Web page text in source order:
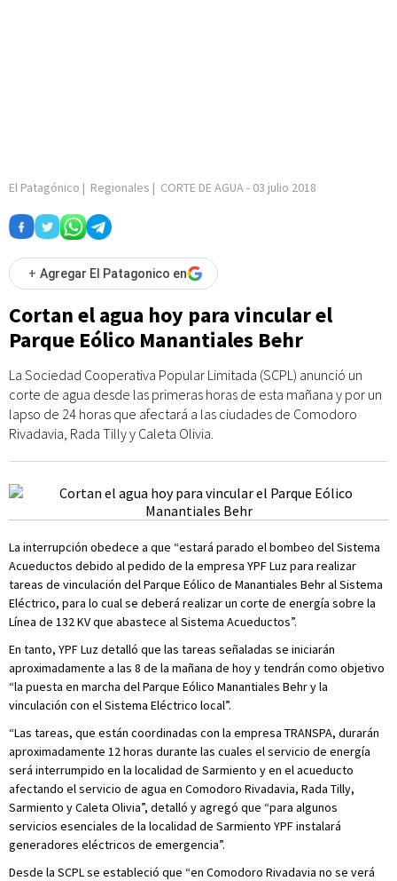
El Patagónico | Regionales | CORTE DE AGUA- 03 julio 2018
+ Agregar El Patagonico en
Cortan el agua hoy para vincular el
Parque Eólico Manantiales Behr
La Sociedad Cooperativa Popular Limitada (SCPL) anunció un
corte de agua desde las primeras horas de esta mañana y por un
lapso de 24 horas que afectará a las ciudades de Comodoro
Rivadavia, Rada Tilly y Caleta Olivia.
La interrupción obedece a que “estará parado el bombeo del Sistema
Acueductos debido al pedido de la empresa YPF Luz para realizar
tareas de vinculación del Parque Eólico de Manantiales Behr al Sistema
Eléctrico, para lo cual se deberá realizar un corte de energía sobre la
Línea de 132 KV que abastece al Sistema Acueductos”.
En tanto, YPF Luz detalló que las tareas señaladas se iniciarán
aproximadamente a las 8 de la mañana de hoy y tendrán como objetivo
“la puesta en marcha del Parque Eólico Manantiales Behr y la
vinculación con el Sistema Eléctrico local”.
“Las tareas, que están coordinadas con la empresa TRANSPA, durarán
aproximadamente 12 horas durante las cuales el servicio de energía
será interrumpido en la localidad de Sarmiento y en el acueducto
afectando el servicio de agua en Comodoro Rivadavia, Rada Tilly,
Sarmiento y Caleta Olivia”, detalló y agregó que “para algunos
servicios esenciales de la localidad de Sarmiento YPF instalará
generadores eléctricos de emergencia”.
Desde la SCPL se estableció que “en Comodoro Rivadavia no se verá